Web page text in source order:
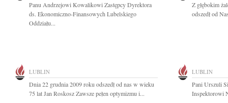
Panu Andrzejowi Kowalikowi Zastępcy Dyrektora
ds. Ekonomiczno-Finansowych Lubelskiego
Oddziału...
Z głębokim
odszedł od
LUBLIN
Dnia 22 grudnia 2009 roku odszedł od nas w wieku
75 lat Jan Roskosz Zawsze pełen optymizmu i...
LUBLIN
Pani Urszuli
Inspektorowi